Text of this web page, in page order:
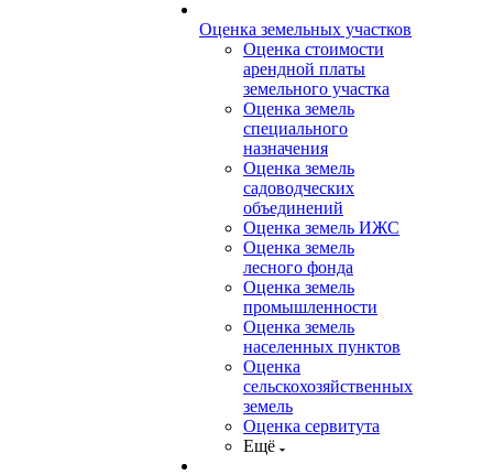
Оценка земельных участков
Оценка стоимости
арендной платы
земельного участка
Оценка земель
специального
назначения
Оценка земель
садоводческих
объединений
Оценка земель ИЖС
Оценка земель
лесного фонда
Оценка земель
промышленности
Оценка земель
населенных пунктов
Оценка
сельскохозяйственных
земель
Оценка сервитута
Ещё